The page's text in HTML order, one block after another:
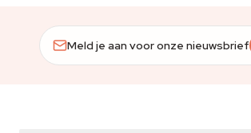
Meld je aan voor onze nieuwsbrief